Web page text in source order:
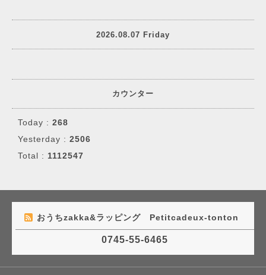
2026.08.07 Friday
カウンター
Today : 268
Yesterday : 2506
Total : 1112547
おうちzakka&ラッピング Petitcadeux-tonton
0745-55-6465